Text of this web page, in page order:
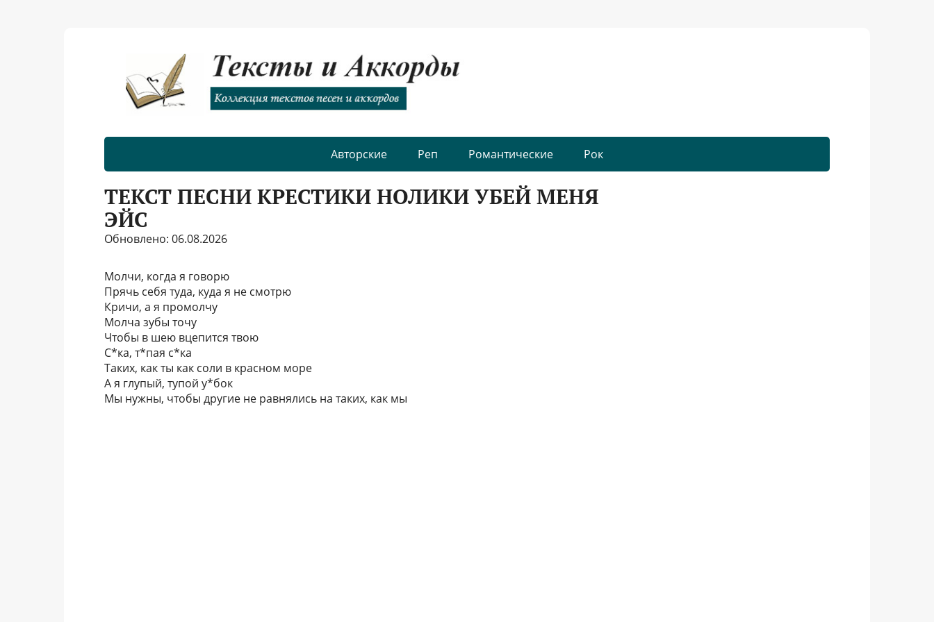
Авторские Реп Романтические Рок
ТЕКСТ ПЕСНИ КРЕСТИКИ НОЛИКИ УБЕЙ МЕНЯ
ЭЙС
Обновлено: 06.08.2026
Молчи, когда я говорю
Прячь себя туда, куда я не смотрю
Кричи, а я промолчу
Молча зубы точу
Чтобы в шею вцепится твою
С*ка, т*пая с*ка
Таких, как ты как соли в красном море
А я глупый, тупой у*бок
Мы нужны, чтобы другие не равнялись на таких, как мы